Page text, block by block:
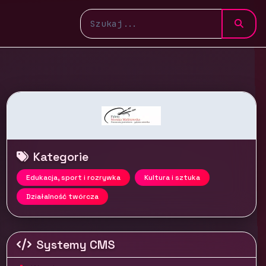
Kategorie
Edukacja, sport i rozrywka
Kultura i sztuka
Działalność twórcza
Systemy CMS